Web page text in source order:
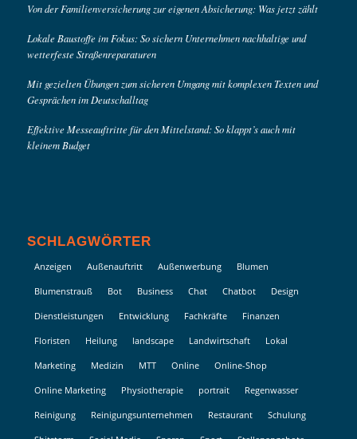
Von der Familienversicherung zur eigenen Absicherung: Was jetzt zählt
Lokale Baustoffe im Fokus: So sichern Unternehmen nachhaltige und
wetterfeste Straßenreparaturen
Mit gezielten Übungen zum sicheren Umgang mit komplexen Texten und
Gesprächen im Deutschalltag
Effektive Messeauftritte für den Mittelstand: So klappt’s auch mit
kleinem Budget
SCHLAGWÖRTER
Anzeigen Außenauftritt Außenwerbung Blumen
Blumenstrauß Bot Business Chat Chatbot Design
Dienstleistungen Entwicklung Fachkräfte Finanzen
Floristen Heilung landscape Landwirtschaft Lokal
Marketing Medizin MTT Online Online-Shop
Online Marketing Physiotherapie portrait Regenwasser
Reinigung Reinigungsunternehmen Restaurant Schulung